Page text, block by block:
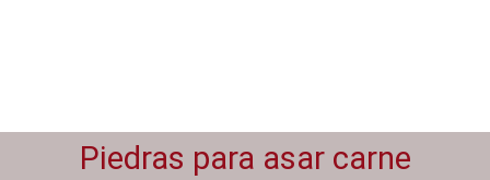
Piedras para asar carne